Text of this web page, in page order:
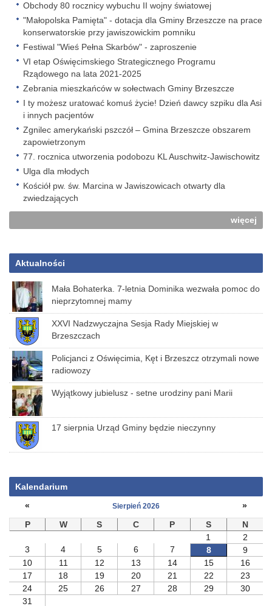
Obchody 80 rocznicy wybuchu II wojny światowej
"Małopolska Pamięta" - dotacja dla Gminy Brzeszcze na prace
konserwatorskie przy jawiszowickim pomniku
Festiwal "Wieś Pełna Skarbów" - zaproszenie
VI etap Oświęcimskiego Strategicznego Programu
Rządowego na lata 2021-2025
Zebrania mieszkańców w sołectwach Gminy Brzeszcze
I ty możesz uratować komuś życie! Dzień dawcy szpiku dla Asi
i innych pacjentów
Zgnilec amerykański pszczół – Gmina Brzeszcze obszarem
zapowietrzonym
77. rocznica utworzenia podobozu KL Auschwitz-Jawischowitz
Ulga dla młodych
Kościół pw. św. Marcina w Jawiszowicach otwarty dla
zwiedzających
więcej
Aktualności
Mała Bohaterka. 7-letnia Dominika wezwała pomoc do
nieprzytomnej mamy
XXVI Nadzwyczajna Sesja Rady Miejskiej w
Brzeszczach
Policjanci z Oświęcimia, Kęt i Brzeszcz otrzymali nowe
radiowozy
Wyjątkowy jubielusz - setne urodziny pani Marii
17 sierpnia Urząd Gminy będzie nieczynny
Kalendarium
«
Sierpień 2026
»
P
W S C P S
N
1
2
3
4 5 6 7 8
9
10
11 12 13 14 15
16
17
18 19 20 21 22
23
24
25 26 27 28 29
30
31